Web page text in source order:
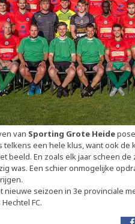
van Sporting Grote Heide
een hele klus, want ook de
beeld. En zoals elk jaar scheen
was. Een schier onmogelijke
nieuwe seizoen in 3e provinciale
FC.